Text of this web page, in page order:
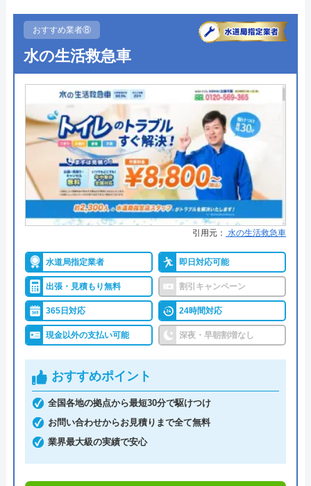
Benryのクチコミ on
2.3（
per
2 年前
まともじゃない会社。取引したら絶対に後悔
します。
●定休日 店舗によって異なる
●出張見積もり ー
●支払い方法 ー
●累計実績 ー
●保証・保険 ー
詳細は公式HPでご確認ください
アトム電器チェーンがおすすめの理由
アトム電器チェーンは、全国展開を果たしている
す。給湯器の設置にも対応していますが、全国に店
舗があるため各店舗の営業時間、定休日が異なりま
す。依頼する際には、公式ホームページから事前に
確認しておくとよいでしょう。
系列電器店や大手家電量販店では難しい「お手頃価
格」を提供し、設置・交換も技術力の高いスタッフ
が対応してくれるなど高品質なサービスを受けられ
るのが大きな特徴です。
0120-54-8419
おすすめ業者⑧
水の生活救急車
引用元： 水の生活救急車
水道局指定業者 即日対応可能
出張・見積もり無料 割引キャンペーン
365日対応 24時間対応
現金以外の支払い可能 深夜・早朝割増なし
おすすめポイント
全国各地の拠点から最短30分で駆けつけ
お問い合わせからお見積りまで全て無料
業界最大級の実績で安心